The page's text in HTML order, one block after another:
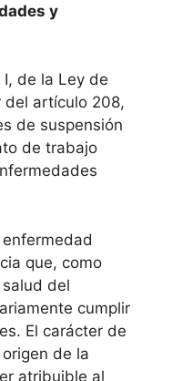
y
I, de la Ley de
del artículo 208,
de suspensión
de trabajo
que, como
del
cumplir
El carácter de
de la
atribuible al